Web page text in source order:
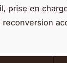
prise en
reconversion